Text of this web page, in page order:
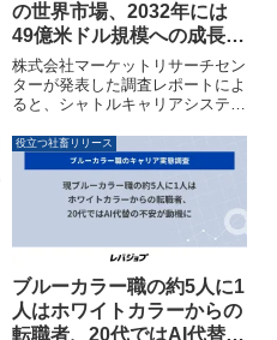
の世界市場、2032年には
49億米ドル規模への成長を
予測する調査レポート
株式会社マーケットリサーチセン
ターが発表した調査レポートによ
ると、シャトルキャリアシステム
万米ドルから2032年には49億
2,600万米ドルに達し、年平均成
長率8.9%で拡大すると予測され
ています。Eコマースの成長、人
件費削減、技術革新などが市場を
役立つ社畜リリース
ブルーカラー職の約5人に1
人はホワイトカラーからの
転職者、20代ではAI代替へ